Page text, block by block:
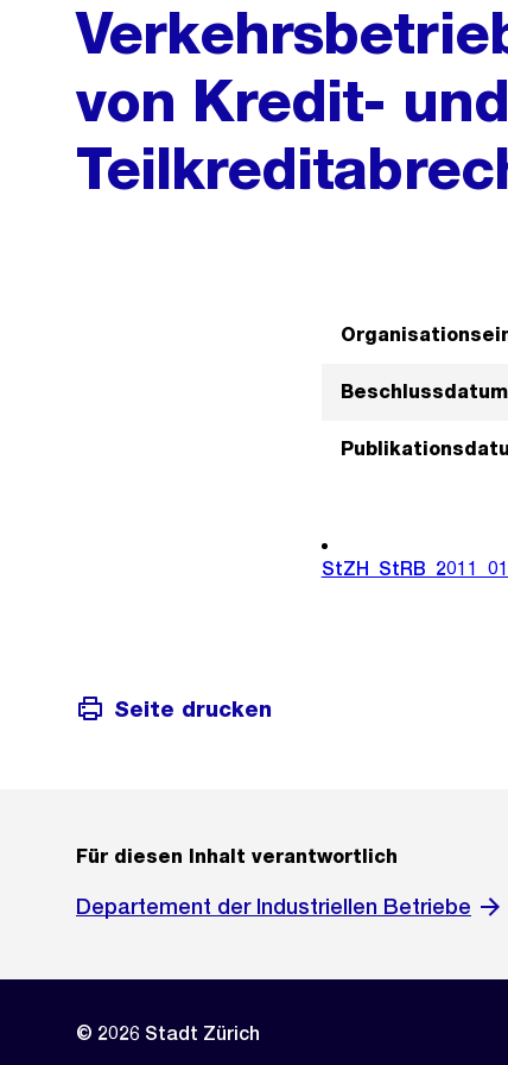
von Kredit- und
Beschlussdatum
Seite drucken
Für diesen Inhalt verantwortlich
Departement der Industriellen Betriebe
© 2026 Stadt Zürich